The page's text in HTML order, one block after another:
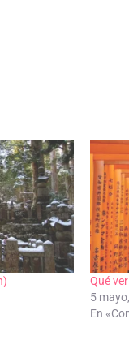
Qué
5
En